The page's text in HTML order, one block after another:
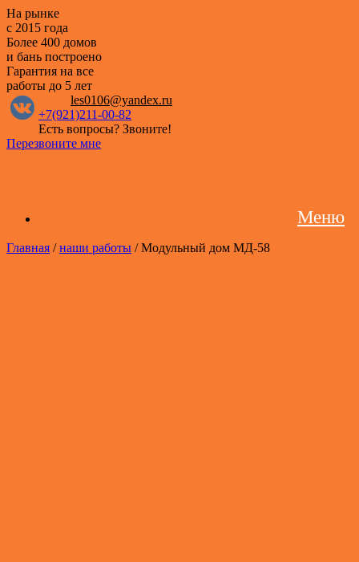
На рынке
с 2015 года
Более 400 домов
и бань построено
Гарантия на все
работы до 5 лет
les0106@yandex.ru
+7(921)211-00-82
Есть вопросы? Звоните!
Перезвоните мне
Меню
Главная /наши работы / Модульный дом МД-58